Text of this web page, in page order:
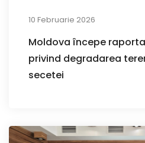
10 Februarie 2026
Moldova începe
privind degradarea
secetei